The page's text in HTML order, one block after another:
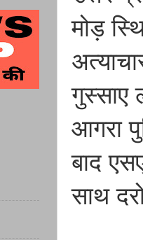
मोड़
गुस्साए
आगरा
बाद
साथ